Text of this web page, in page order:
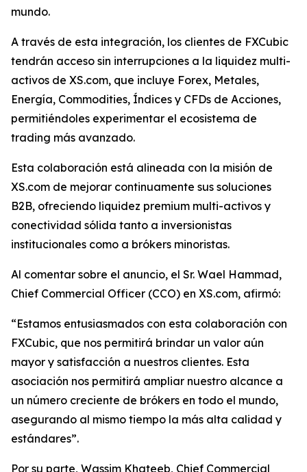
mundo.
A través de esta integración, los clientes de FXCubic
tendrán acceso sin interrupciones a la liquidez multi-
activos de XS.com, que incluye Forex, Metales,
Energía, Commodities, Índices y CFDs de Acciones,
permitiéndoles experimentar el ecosistema de
trading más avanzado.
Esta colaboración está alineada con la misión de
XS.com de mejorar continuamente sus soluciones
B2B, ofreciendo liquidez premium multi-activos y
conectividad sólida tanto a inversionistas
institucionales como a brókers minoristas.
Al comentar sobre el anuncio, el Sr. Wael Hammad,
Chief Commercial Officer (CCO) en XS.com, afirmó:
“Estamos entusiasmados con esta colaboración con
FXCubic, que nos permitirá brindar un valor aún
mayor y satisfacción a nuestros clientes. Esta
asociación nos permitirá ampliar nuestro alcance a
un número creciente de brókers en todo el mundo,
asegurando al mismo tiempo la más alta calidad y
estándares”.
Por su parte, Wassim Khateeb, Chief Commercial